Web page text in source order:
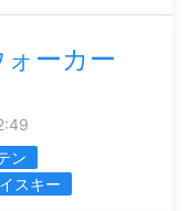
ーカー
ン
スキー